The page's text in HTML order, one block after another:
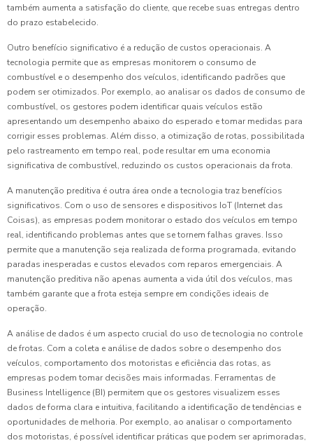
também aumenta a satisfação do cliente, que recebe suas entregas dentro
do prazo estabelecido.
Outro benefício significativo é a redução de custos operacionais. A
tecnologia permite que as empresas monitorem o consumo de
combustível e o desempenho dos veículos, identificando padrões que
podem ser otimizados. Por exemplo, ao analisar os dados de consumo de
combustível, os gestores podem identificar quais veículos estão
apresentando um desempenho abaixo do esperado e tomar medidas para
corrigir esses problemas. Além disso, a otimização de rotas, possibilitada
pelo rastreamento em tempo real, pode resultar em uma economia
significativa de combustível, reduzindo os custos operacionais da frota.
A manutenção preditiva é outra área onde a tecnologia traz benefícios
significativos. Com o uso de sensores e dispositivos IoT (Internet das
Coisas), as empresas podem monitorar o estado dos veículos em tempo
real, identificando problemas antes que se tornem falhas graves. Isso
permite que a manutenção seja realizada de forma programada, evitando
paradas inesperadas e custos elevados com reparos emergenciais. A
manutenção preditiva não apenas aumenta a vida útil dos veículos, mas
também garante que a frota esteja sempre em condições ideais de
operação.
A análise de dados é um aspecto crucial do uso de tecnologia no controle
de frotas. Com a coleta e análise de dados sobre o desempenho dos
veículos, comportamento dos motoristas e eficiência das rotas, as
empresas podem tomar decisões mais informadas. Ferramentas de
Business Intelligence (BI) permitem que os gestores visualizem esses
dados de forma clara e intuitiva, facilitando a identificação de tendências e
oportunidades de melhoria. Por exemplo, ao analisar o comportamento
dos motoristas, é possível identificar práticas que podem ser aprimoradas,